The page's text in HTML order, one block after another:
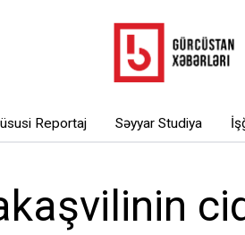
Reportaj Səyyar Studiya